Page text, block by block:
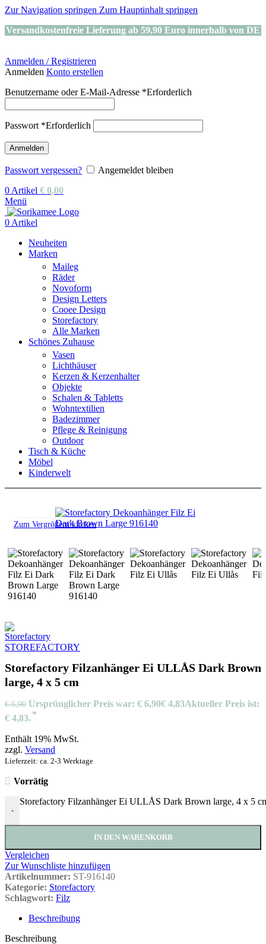
Zur Navigation springen Zum Hauptinhalt springen
Versandkostenfreie Lieferung ab 59,90 Euro innerhalb von DE
Anmelden / Registrieren
Anmelden Konto erstellen
Benutzername oder E-Mail-Adresse *Erforderlich
Passwort *Erforderlich
Anmelden
Passwort vergessen?
Angemeldet bleiben
0 Artikel € 0,00
Menü
0 Artikel
Neuheiten
Marken
Maileg
Räder
Novoform
Design Letters
Cooee Design
Storefactory
Alle Marken
Schönes Zuhause
Vasen
Lichthäuser
Kerzen & Kerzenhalter
Objekte
Schalen & Tabletts
Wohntextilien
Badezimmer
Pflege & Reinigung
Outdoor
Tisch & Küche
Möbel
Kinderwelt
Zum Vergrößern klicken
STOREFACTORY
Storefactory Filzanhänger Ei ULLÅS Dark Brown
large, 4 x 5 cm
€6,90 Ursprünglicher Preis war: € 6,90€ 4,83Aktueller Preis ist:
€ 4,83.
Enthält 19% MwSt.
zzgl. Versand
Lieferzeit: ca. 2-3 Werktage
Vorrätig
-
Storefactory Filzanhänger Ei ULLÅS Dark Brown large, 4 x 5
IN DEN WARENKORB
Vergleichen
Zur Wunschliste hinzufügen
Artikelnummer: ST-916140
Kategorie: Storefactory
Schlagwort: Filz
Beschreibung
Beschreibung